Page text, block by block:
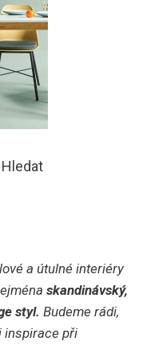
Hledat
a útulné interiéry
skandinávský,
styl. Budeme rádi,
inspirace při